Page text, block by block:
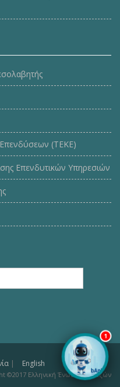
1
(ΤΕΚE)
Επενδυτικών Υπηρεσιών
| English
©2017 Ελληνική Ένωση Τραπεζών